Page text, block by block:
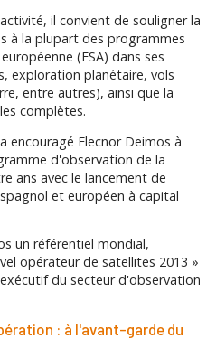
il convient de souligner la
à la plupart des programmes
(ESA) dans ses
exploration planétaire, vols
entre autres), ainsi que la
complètes.
encouragé Elecnor Deimos à
d'observation de la
ans avec le lancement de
et européen à capital
un référentiel mondial,
opérateur de satellites 2013 »
du secteur d'observation
: à l'avant-garde du